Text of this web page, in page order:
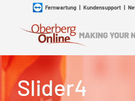
Fernwartung| Kundensupport|
Slider4